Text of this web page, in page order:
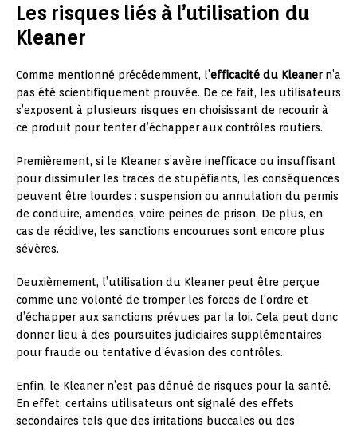
Les risques liés à l’utilisation du
Kleaner
Comme mentionné précédemment, l’efficacité du Kleanern’a
pas été scientifiquement prouvée. De ce fait, les utilisateurs
s’exposent à plusieurs risques en choisissant de recourir à
ce produit pour tenter d’échapper aux contrôles routiers.
Premièrement, si le Kleaner s’avère inefficace ou insuffisant
pour dissimuler les traces de stupéfiants, les conséquences
peuvent être lourdes : suspension ou annulation du permis
de conduire, amendes, voire peines de prison. De plus, en
cas de récidive, les sanctions encourues sont encore plus
sévères.
Deuxièmement, l’utilisation du Kleaner peut être perçue
comme une volonté de tromper les forces de l’ordre et
d’échapper aux sanctions prévues par la loi. Cela peut donc
donner lieu à des poursuites judiciaires supplémentaires
pour fraude ou tentative d’évasion des contrôles.
Enfin, le Kleaner n’est pas dénué de risques pour la santé.
En effet, certains utilisateurs ont signalé des effets
secondaires tels que des irritations buccales ou des